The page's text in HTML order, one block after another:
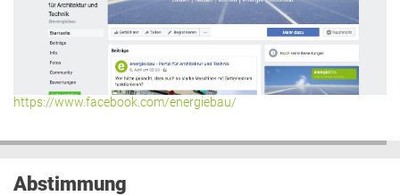
https://www.facebook.com/energiebau/
Abstimmung